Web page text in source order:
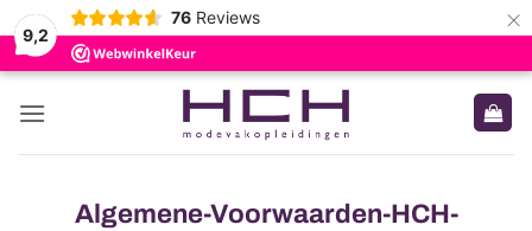
9,2
76 Reviews ×
Ga
naar
Algemene-Voorwaarden-HCH-